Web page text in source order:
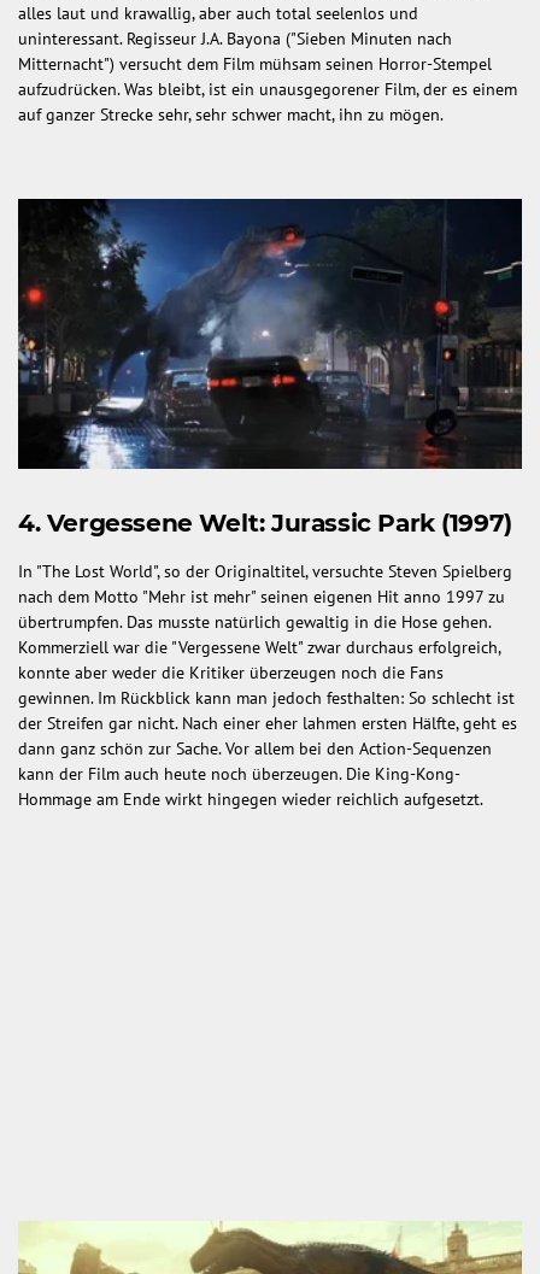
alles laut und krawallig, aber auch total seelenlos und
uninteressant. Regisseur J.A. Bayona ("Sieben Minuten nach
Mitternacht") versucht dem Film mühsam seinen Horror-Stempel
aufzudrücken. Was bleibt, ist ein unausgegorener Film, der es einem
auf ganzer Strecke sehr, sehr schwer macht, ihn zu mögen.
4. Vergessene Welt: Jurassic Park (1997)
In "The Lost World", so der Originaltitel, versuchte Steven Spielberg
nach dem Motto "Mehr ist mehr" seinen eigenen Hit anno 1997 zu
übertrumpfen. Das musste natürlich gewaltig in die Hose gehen.
Kommerziell war die "Vergessene Welt" zwar durchaus erfolgreich,
konnte aber weder die Kritiker überzeugen noch die Fans
gewinnen. Im Rückblick kann man jedoch festhalten: So schlecht ist
der Streifen gar nicht. Nach einer eher lahmen ersten Hälfte, geht es
dann ganz schön zur Sache. Vor allem bei den Action-Sequenzen
kann der Film auch heute noch überzeugen. Die King-Kong-
Hommage am Ende wirkt hingegen wieder reichlich aufgesetzt.